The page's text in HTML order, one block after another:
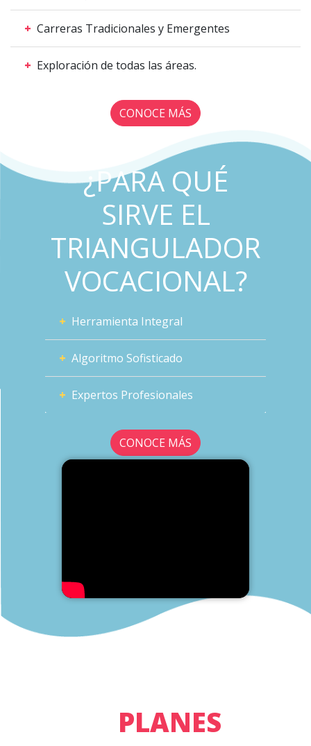
+ Carreras Tradicionales y Emergentes
+ Exploración de todas las áreas.
CONOCE MÁS
¿PARA QUÉ
SIRVE EL
TRIANGULADOR
VOCACIONAL?
+ Herramienta Integral
+ Algoritmo Sofisticado
+ Expertos Profesionales
CONOCE MÁS
PLANES